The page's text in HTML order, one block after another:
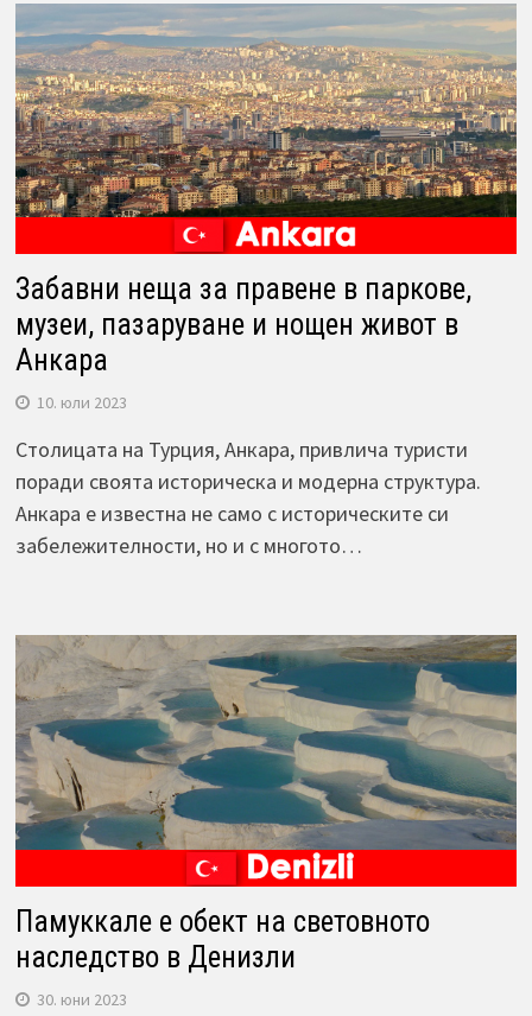
Забавни неща за правене в паркове,
музеи, пазаруване и нощен живот в
Анкара
10. юли 2023
Столицата на Турция, Анкара, привлича туристи
поради своята историческа и модерна структура.
Анкара е известна не само с историческите си
забележителности, но и с многото…
Памуккале е обект на световното
наследство в Денизли
30. юни 2023